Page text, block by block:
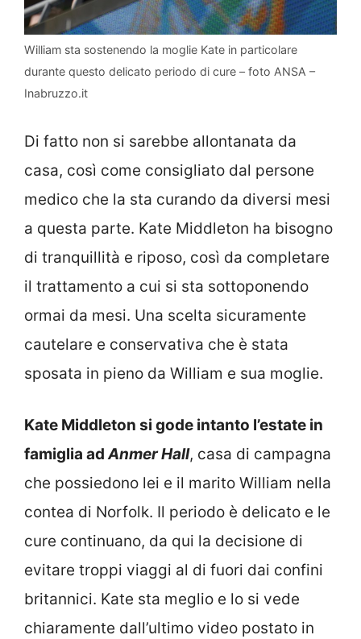
William sta sostenendo la moglie Kate in particolare
durante questo delicato periodo di cure – foto ANSA –
Inabruzzo.it
Di fatto non si sarebbe allontanata da
casa, così come consigliato dal persone
medico che la sta curando da diversi mesi
a questa parte. Kate Middleton ha bisogno
di tranquillità e riposo, così da completare
il trattamento a cui si sta sottoponendo
ormai da mesi. Una scelta sicuramente
cautelare e conservativa che è stata
sposata in pieno da William e sua moglie.
Kate Middleton si gode intanto l’estate in
famiglia adAnmer Hall, casa di campagna
che possiedono lei e il marito William nella
contea di Norfolk. Il periodo è delicato e le
cure continuano, da qui la decisione di
evitare troppi viaggi al di fuori dai confini
britannici. Kate sta meglio e lo si vede
chiaramente dall’ultimo video postato in